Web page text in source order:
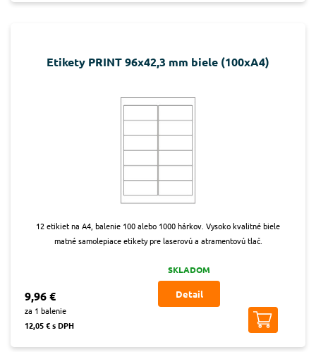
Etikety PRINT 96x42,3 mm biele (100xA4)
12 etikiet na A4, balenie 100 alebo 1000 hárkov. Vysoko kvalitné biele
matné samolepiace etikety pre laserovú a atramentovú tlač.
9,96 €
za 1 balenie
12,05 € s DPH
SKLADOM
Detail